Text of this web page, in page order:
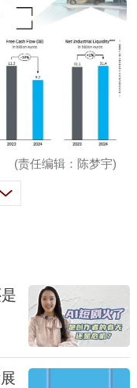
(责任编辑：陈梦宇)